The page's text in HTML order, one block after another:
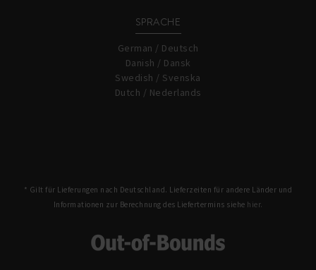
SPRACHE
German / Deutsch
Danish / Dansk
Swedish / Svenska
Dutch / Nederlands
* Gilt für Lieferungen nach Deutschland. Lieferzeiten für andere Länder und
Informationen zur Berechnung des Liefertermins siehe hier.